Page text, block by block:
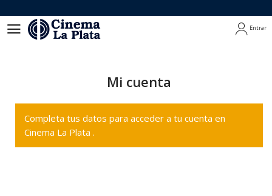
Entrar
Mi cuenta
Completa tus datos para acceder a tu cuenta en
Cinema La Plata .